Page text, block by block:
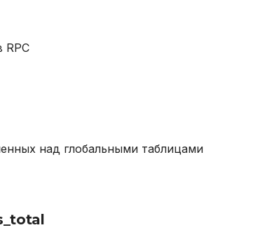
RPC
над глобальными таблицами